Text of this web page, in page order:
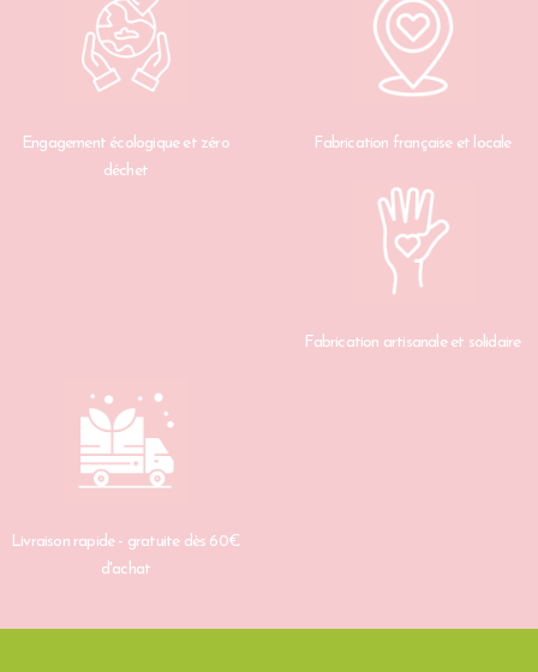
Engagement écologique et zéro
déchet
Fabrication française et locale
Fabrication artisanale et solidaire
Livraison rapide - gratuite dès 60€
d'achat